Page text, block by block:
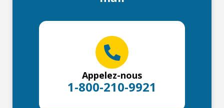
Appelez-nous
1-800-210-9921